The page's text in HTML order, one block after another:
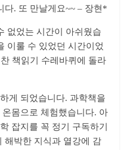
다. 또 만날게요~~ – 장현*
없었는 시간이 아쉬웠습
이룰 수 있었던 시간이었
책읽기 수레바퀴에 돌라
게 되었습니다. 과학책을
몸으로 체험했습니다. 아
잡지를 꼭 정기 구독하기
해박한 지식과 열강에 감